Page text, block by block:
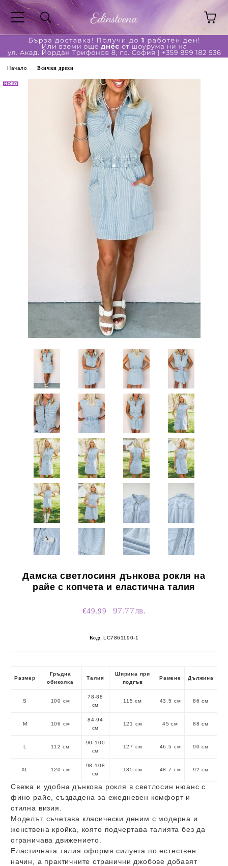
Начало Всички дрехи
Дамска светлосиня дънкова рокля на
райе с копчета и еластична талия
€49.99 97.77лв.
Код: LC7861190-1
Размер
Гръдна
обиколка
Талия
Ширина при
подгъв
Рамене Дължина
S 100 см
78-88
см
115 см 43.5 см 86 см
M 106 см
84-94
см
121 см 45 см 88 см
L 112 см
90-100
см
127 см 46.5 см 90 см
XL 120 см
98-108
см
135 см 48.7 см 92 см
Свежа и удобна дънкова рокля в светлосин нюанс с
фино райе, създадена за ежедневен комфорт и
стилна визия.
Моделът съчетава класически деним с модерна и
женствена кройка, която подчертава талията без да
ограничава движението.
Еластичната талия оформя силуета по естествен
начин, а практичните странични джобове добавят